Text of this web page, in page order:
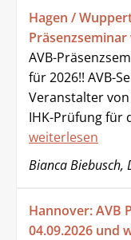
Hagen /
Präsenzseminar
AVB-
für 2026!! AVB-
Veranstalter
IHK-Prüfung für
weiterlesen
Bianca Biebusch,
Hannover: AVB
04.09.2026 und